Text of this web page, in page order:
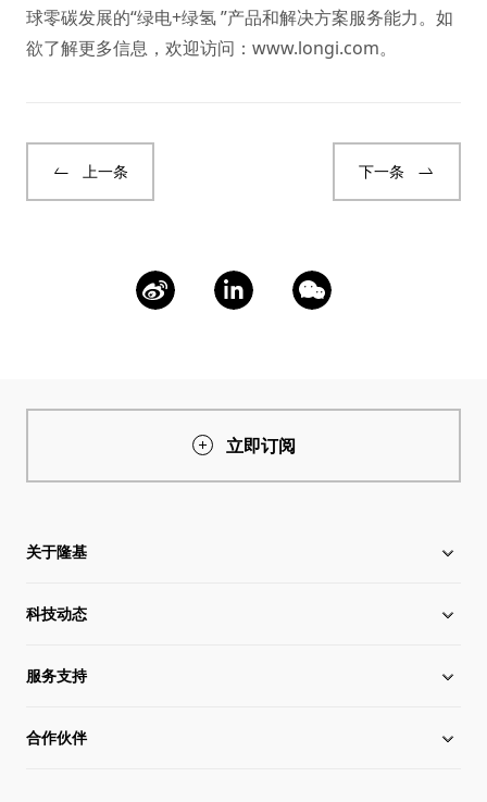
球零碳发展的“绿电+绿氢 ”产品和解决方案服务能力。如
欲了解更多信息，欢迎访问： www.longi.com。
上一条 下一条
立即订阅
关于隆基
关于隆基
全球化布局
管理层信息
科技动态
硅片价格
行业动态
服务支持
下载中心
合作伙伴